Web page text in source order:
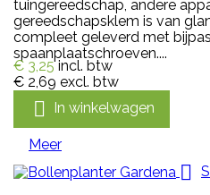
tuingereedschap, andere
gereedschapsklem is van
compleet geleverd met
spaanplaatschroeven....
€ 3,25 incl. btw
€ 2,69 excl. btw
 In winkelwagen
Meer
